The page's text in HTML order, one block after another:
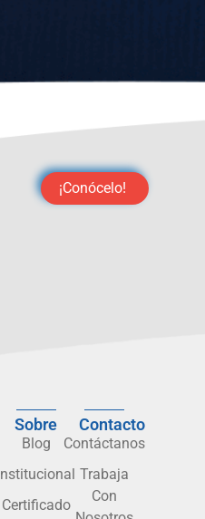
¡Conócelo!
Sobre
Blog
Institucional
Certificado
Contacto
Contáctanos
Trabaja
Con